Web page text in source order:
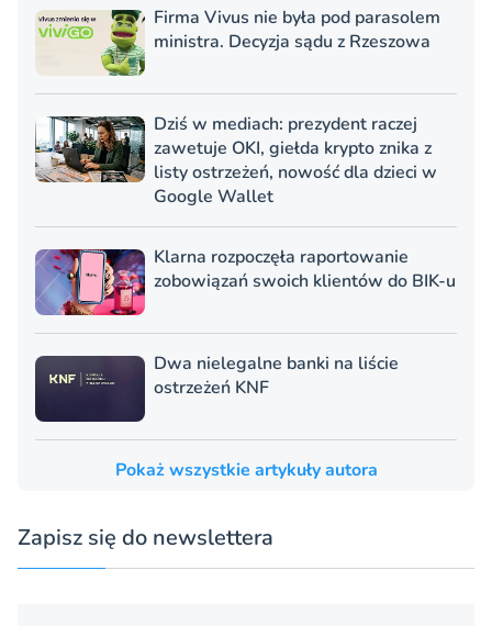
Firma Vivus nie była pod parasolem
ministra. Decyzja sądu z Rzeszowa
Dziś w mediach: prezydent raczej
zawetuje OKI, giełda krypto znika z
listy ostrzeżeń, nowość dla dzieci w
Google Wallet
Klarna rozpoczęła raportowanie
zobowiązań swoich klientów do BIK-u
Dwa nielegalne banki na liście
ostrzeżeń KNF
Pokaż wszystkie artykuły autora
Zapisz się do newslettera